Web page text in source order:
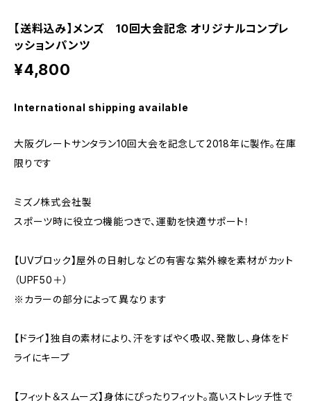
【送料込み】メンズ 10回大会記念 オリジナルコンプレ
ッションパンツ
¥4,800
International shipping available
大阪グレートサンタラン10回大会を記念して2018年に製作。在庫
限りです
ミズノ株式会社製
スポーツ時に役立つ機能つきで、運動を快適サポート！
【UVブロック】屋外の日射しなどの有害な紫外線を素材がカット
（UPF50＋）
※カラーの部分によって異なります
【ドライ】独自の素材により、汗をすばやく吸収、発散し、身体をド
ライにキープ
【フィット＆スムーズ】身体にぴったりフィット。高いストレッチ性で